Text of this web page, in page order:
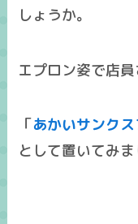
しょうか。
エプロン姿で店
「あかいサンク
として置いてみま